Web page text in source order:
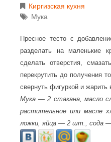
Киргизская кухня
Мука
Пресное тесто с
разделать на маленькие
сделать отверстия,
перекрутить до получения
свернуть фигуркой и
Мука — 2 стакана, масло
растительное или масле
ложки, яйца — 2 шт., сода —